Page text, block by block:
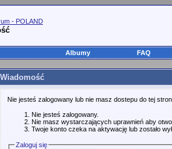
- POLAND
Albumy FAQ
Wiadomość
Nie jesteś zalogowany lub nie masz dostepu do tej
Nie jesteś zalogowany.
Nie masz wystarczających uprawnień aby
Twoje konto czeka na aktywację lub zostało
Zaloguj się